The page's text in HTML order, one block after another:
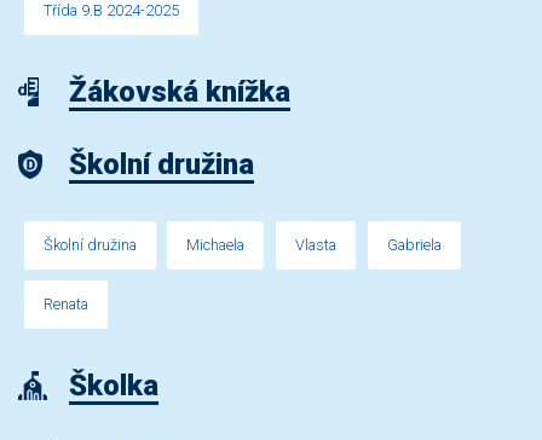
Třída 9.B 2024-2025
Žákovská knížka
Školní družina
Školní družina Michaela Vlasta Gabriela
Renata
Školka